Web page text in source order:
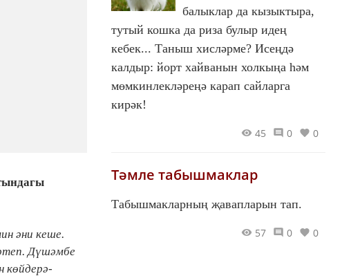
әни кеше.
Дүшәмбе
көйдерә-
балыклар да кызыктыра,
тутый кошка да риза булыр идең
кебек... Таныш хисләрме? Исеңдә
калдыр: йорт хайванын холкыңа һәм
мөмкинлекләреңә карап сайларга
кирәк!
45 0 0
Тәмле табышмаклар
Табышмакларның җавапларын тап.
57 0 0